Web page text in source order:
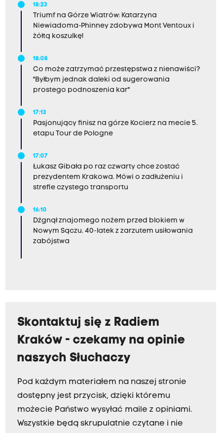
18:23
Triumf na Górze Wiatrów: Katarzyna
Niewiadoma-Phinney zdobywa Mont Ventoux i
żółtą koszulkę!
18:08
Co może zatrzymać przestępstwa z nienawiści?
"Byłbym jednak daleki od sugerowania
prostego podnoszenia kar"
17:13
Pasjonujący finisz na górze Kocierz na mecie 5.
etapu Tour de Pologne
17:07
Łukasz Gibała po raz czwarty chce zostać
prezydentem Krakowa. Mówi o zadłużeniu i
strefie czystego transportu
16:10
Dźgnął znajomego nożem przed blokiem w
Nowym Sączu. 40-latek z zarzutem usiłowania
zabójstwa
Skontaktuj się z Radiem
Kraków - czekamy na opinie
naszych Słuchaczy
Pod każdym materiałem na naszej stronie
dostępny jest przycisk, dzięki któremu
możecie Państwo wysyłać maile z opiniami.
Wszystkie będą skrupulatnie czytane i nie